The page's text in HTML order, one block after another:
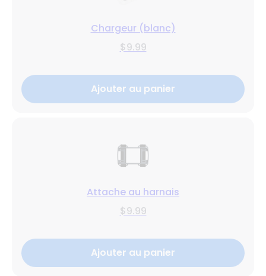
Chargeur (blanc)
$9.99
Ajouter au panier
Attache au harnais
$9.99
Ajouter au panier